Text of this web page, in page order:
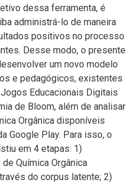
dessa ferramenta, é
administrá-lo de maneira
positivos no processo
Desse modo, o presente
um novo modelo
e pedagógicos, existentes
Educacionais Digitais
de Bloom, além de analisar
Orgânica disponíveis
Google Play. Para isso, o
em 4 etapas: 1)
Química Orgânica
do corpus latente; 2)